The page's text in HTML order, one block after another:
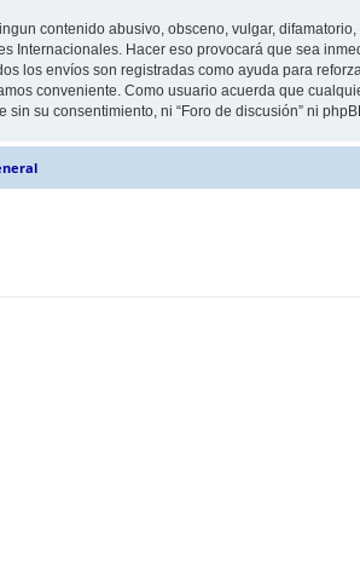
contenido abusivo, obsceno, vulgar,
Internacionales. Hacer eso provocará que sea
los envíos son registradas como ayuda para
conveniente. Como usuario acuerda que
sin su consentimiento, ni “Foro de discusión” ni